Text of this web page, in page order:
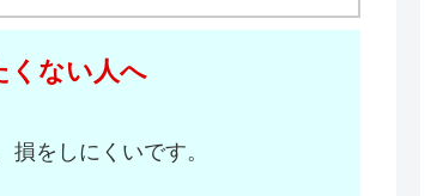
くない人へ
をしにくいです。